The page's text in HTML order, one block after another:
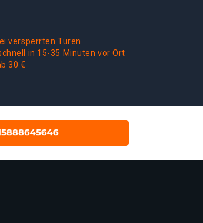
versperrten Türen
in 15-35 Minuten vor Ort
30 €